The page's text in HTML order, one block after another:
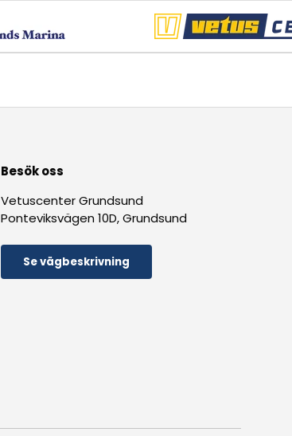
Besök oss
Vetuscenter Grundsund
Ponteviksvägen 10D, Grundsund
Se vägbeskrivning